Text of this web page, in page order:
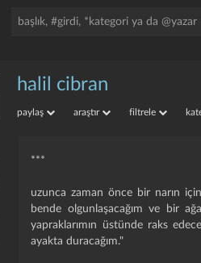
halil cibran
paylaş araştır filtrele
***
uzunca zaman önce bir narın
bende olgunlaşacağım ve bir
yapraklarımın üstünde raks
ayakta duracağım."